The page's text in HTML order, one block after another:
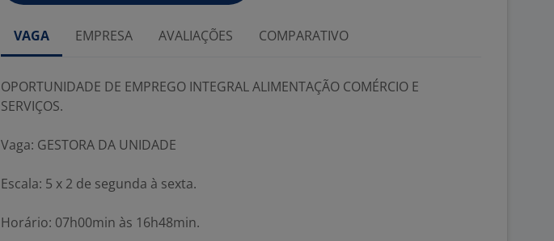
VAGA EMPRESA AVALIAÇÕES COMPARATIVO
OPORTUNIDADE DE EMPREGO INTEGRAL ALIMENTAÇÃO COMÉRCIO E
SERVIÇOS.
Vaga: GESTORA DA UNIDADE
Escala: 5 x 2 de segunda à sexta.
Horário: 07h00min às 16h48min.